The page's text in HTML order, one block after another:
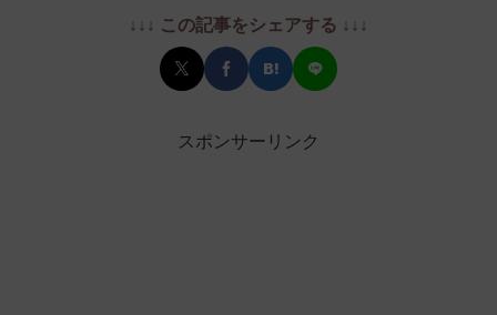
↓↓↓ この記事をシェアする ↓↓↓
スポンサーリンク